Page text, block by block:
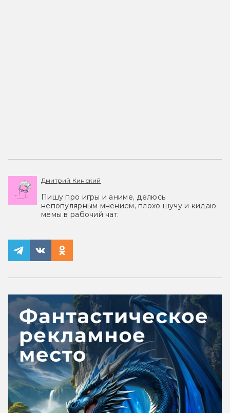
Дмитрий Кинский
Пишу про игры и аниме, делюсь
непопулярным мнением, плохо шучу и кидаю
мемы в рабочий чат.